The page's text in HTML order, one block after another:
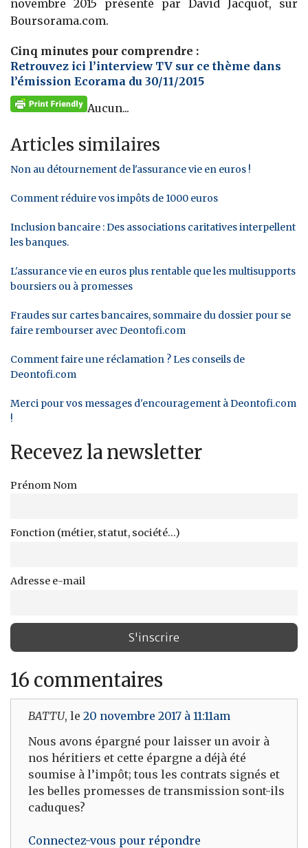
novembre 2015 présenté par David Jacquot, sur
Boursorama.com.
Cinq minutes pour comprendre :
Retrouvez ici l’interview TV sur ce thème dans
l’émission Ecorama du 30/11/2015
Aucun...
Articles similaires
Non au détournement de l'assurance vie en euros !
Comment réduire vos impôts de 1000 euros
Inclusion bancaire : Des associations caritatives interpellent
les banques.
L'assurance vie en euros plus rentable que les multisupports
boursiers ou à promesses
Fraudes sur cartes bancaires, sommaire du dossier pour se
faire rembourser avec Deontofi.com
Comment faire une réclamation ? Les conseils de
Deontofi.com
Merci pour vos messages d'encouragement à Deontofi.com
!
Recevez la newsletter
Prénom Nom
Fonction (métier, statut, société...)
Adresse e-mail
16 commentaires
BATTU, le 20 novembre 2017 à 11:11am
Nous avons épargné pour laisser un avoir à
nos héritiers et cette épargne a déjà été
soumise à l’impôt; tous les contrats signés et
les belles promesses de transmission sont-ils
caduques?
Connectez-vous pour répondre